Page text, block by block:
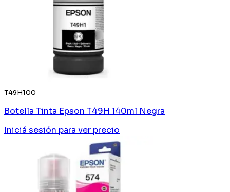
T49H100
Botella Tinta Epson T49H 140ml Negra
Iniciá sesión para ver precio